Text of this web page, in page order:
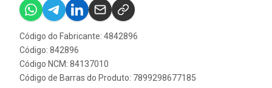
Código do Fabricante: 4842896
Código: 842896
Código NCM: 84137010
Código de Barras do Produto: 7899298677185